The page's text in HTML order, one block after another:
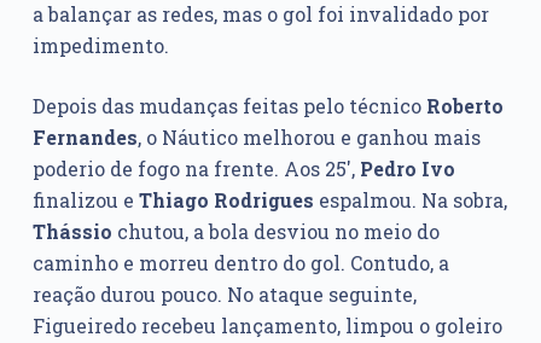
a balançar as redes, mas o gol foi invalidado por
impedimento.
Depois das mudanças feitas pelo técnicoRoberto
Fernandes, o Náutico melhorou e ganhou mais
poderio de fogo na frente. Aos 25′, Pedro Ivo
finalizou e Thiago Rodrigues espalmou. Na sobra,
Thássio chutou, a bola desviou no meio do
caminho e morreu dentro do gol. Contudo, a
reação durou pouco. No ataque seguinte,
Figueiredo recebeu lançamento, limpou o goleiro